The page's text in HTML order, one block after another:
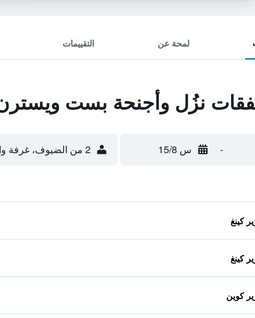
لمحة عن التقييمات
نزُل وأجنحة بست ويسترن
- س 15/8 2 من الضيوف، غرفة واحدة